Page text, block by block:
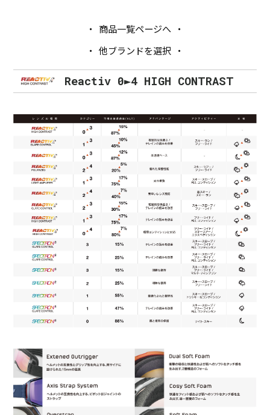
商品一覧ページへ
他ブランドを選択
Reactiv 0►4 HIGH CONTRAST